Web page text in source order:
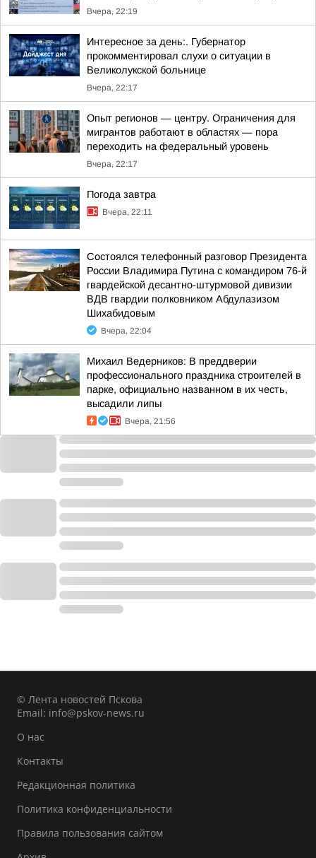
Вчера, 22:19
Интересное за день:. Губернатор
прокомментировал слухи о ситуации в
Великолукской больнице
Вчера, 22:17
Опыт регионов — центру. Ограничения для
мигрантов работают в областях — пора
переходить на федеральный уровень
Вчера, 22:17
Погода завтра
Вчера, 22:11
Состоялся телефонный разговор Президента
России Владимира Путина с командиром 76-й
гвардейской десантно-штурмовой дивизии
ВДВ гвардии полковником Абдулазизом
Шихабидовым
Вчера, 22:04
Михаил Ведерников: В преддверии
профессионального праздника строителей в
парке, официально названном в их честь,
высадили липы
Вчера, 21:56
© Лента новостей Пскова
Email: info@pskov-news.ru
О нас
Контакты
Редакционная политика
Политика конфиденциальности
Правила пользования сайтом